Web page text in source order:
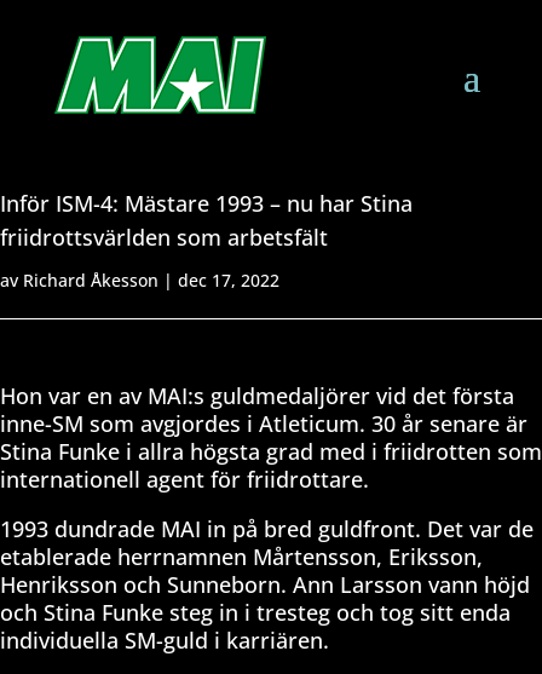
Inför ISM-4: Mästare 1993 – nu har Stina
friidrottsvärlden som arbetsfält
av Richard Åkesson | dec 17, 2022
Hon var en av MAI:s guldmedaljörer vid det första
inne-SM som avgjordes i Atleticum. 30 år senare är
Stina Funke i allra högsta grad med i friidrotten som
internationell agent för friidrottare.
1993 dundrade MAI in på bred guldfront. Det var de
etablerade herrnamnen Mårtensson, Eriksson,
Henriksson och Sunneborn. Ann Larsson vann höjd
och Stina Funke steg in i tresteg och tog sitt enda
individuella SM-guld i karriären.